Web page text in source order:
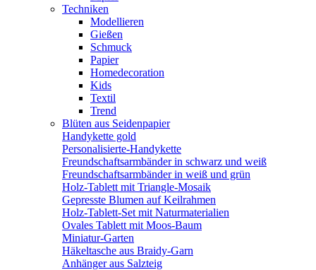
Techniken
Modellieren
Gießen
Schmuck
Papier
Homedecoration
Kids
Textil
Trend
Blüten aus Seidenpapier
Handykette gold
Personalisierte-Handykette
Freundschaftsarmbänder in schwarz und weiß
Freundschaftsarmbänder in weiß und grün
Holz-Tablett mit Triangle-Mosaik
Gepresste Blumen auf Keilrahmen
Holz-Tablett-Set mit Naturmaterialien
Ovales Tablett mit Moos-Baum
Miniatur-Garten
Häkeltasche aus Braidy-Garn
Anhänger aus Salzteig